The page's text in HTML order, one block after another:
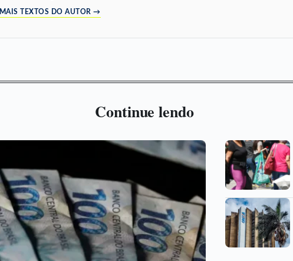
MAIS TEXTOS DO AUTOR →
Continue lendo